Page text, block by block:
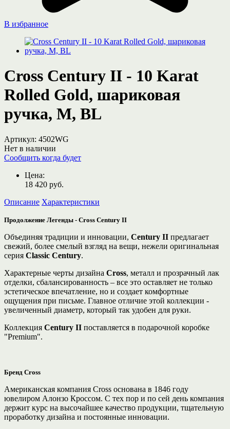
В избранное
Cross Century II - 10 Karat
Rolled Gold, шариковая
ручка, M, BL
Артикул: 4502WG
Нет в наличии
Сообщить когда будет
Цена:
18 420 руб.
Описание Характеристики
Продолжение Легенды - Cross Century II
Объединяя традиции и инновации, Century II предлагает
свежий, более смелый взгляд на вещи, нежели оригинальная
серия Classic Century.
Характерные черты дизайна Cross, металл и прозрачный лак
отделки, сбалансированность – все это оставляет не только
эстетическое впечатление, но и создает комфортные
ощущения при письме. Главное отличие этой коллекции -
увеличенный диаметр, который так удобен для руки.
Коллекция Century II поставляется в подарочной коробке
"Premium".
Бренд Cross
Американская компания Cross основана в 1846 году
ювелиром Алонзо Кроссом. С тех пор и по сей день компания
держит курс на высочайшее качество продукции, тщательную
проработку дизайна и постоянные инновации.